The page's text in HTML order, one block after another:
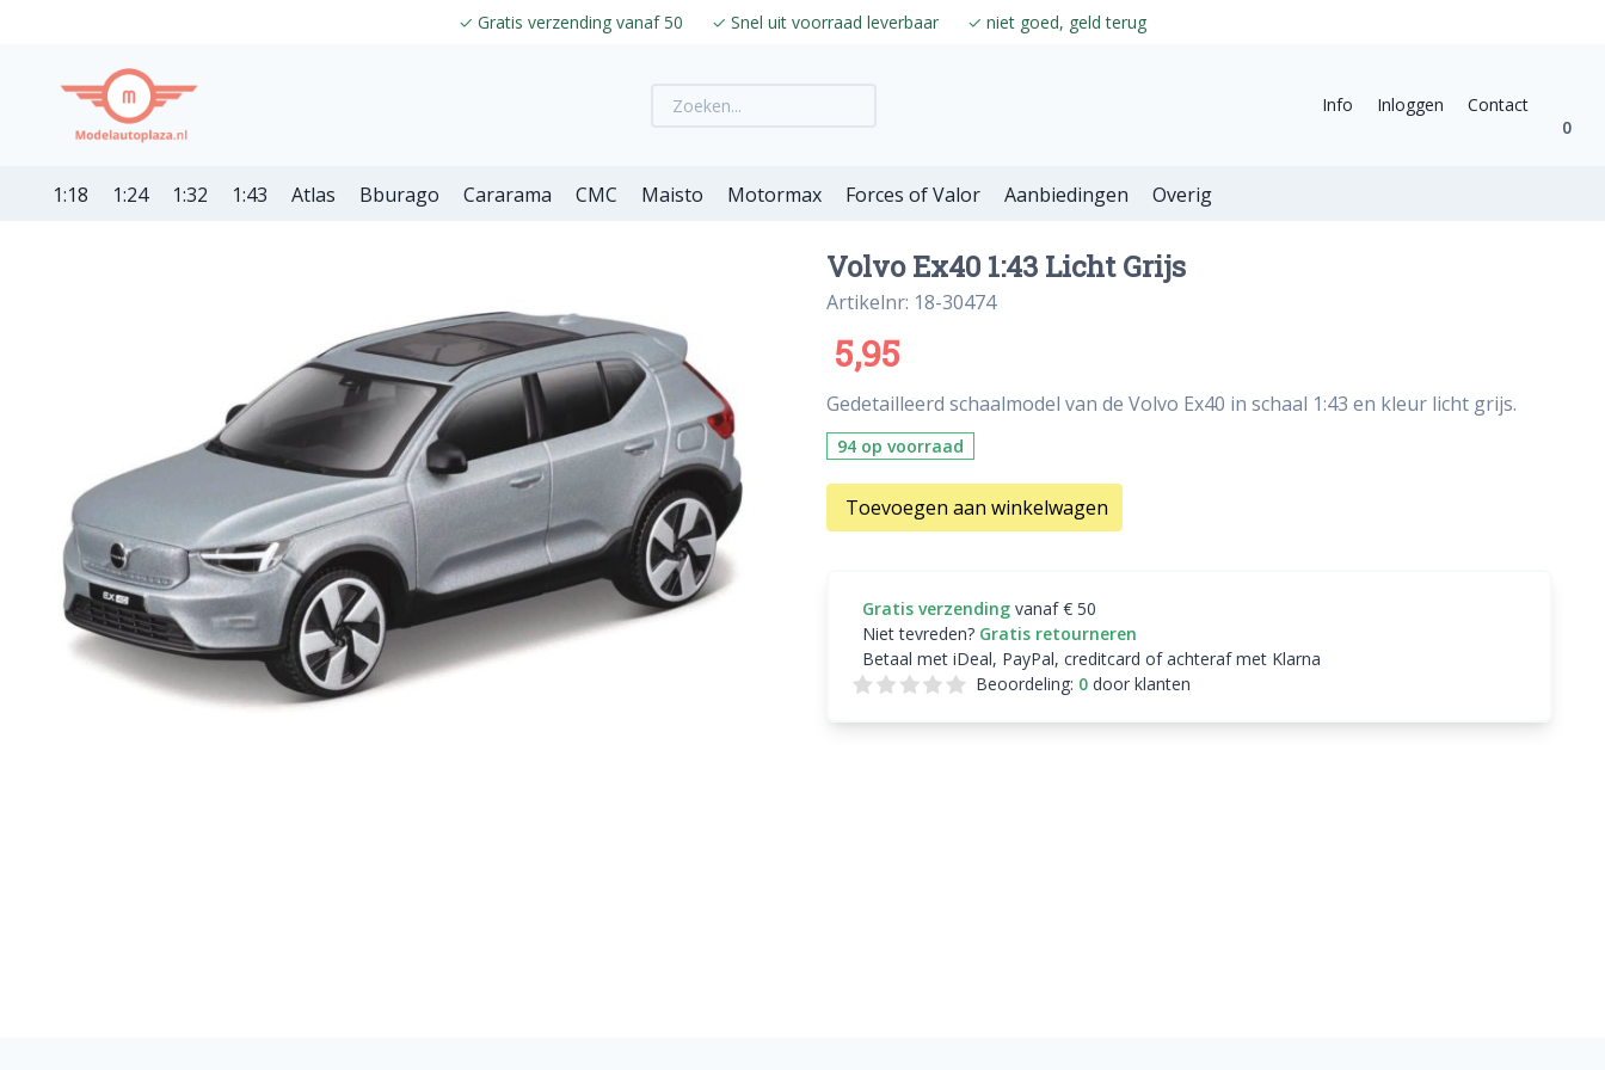
✓ Gratis verzending vanaf 50 ✓ Snel uit voorraad leverbaar ✓ niet goed, geld terug
Info Inloggen
Contact
0
1:18 1:24 1:32 1:43 Atlas Bburago Cararama CMC Maisto Motormax Forces of Valor Aanbiedingen Overig
Volvo Ex40 1:43 Licht Grijs
Artikelnr: 18-30474
5,95
Gedetailleerd schaalmodel van de Volvo Ex40 in schaal 1:43 en kleur licht grijs.
94 op voorraad
Toevoegen aan winkelwagen
Gratis verzending vanaf € 50
Niet tevreden? Gratis retourneren
Betaal met iDeal, PayPal, creditcard of achteraf met Klarna
Beoordeling: 0door klanten